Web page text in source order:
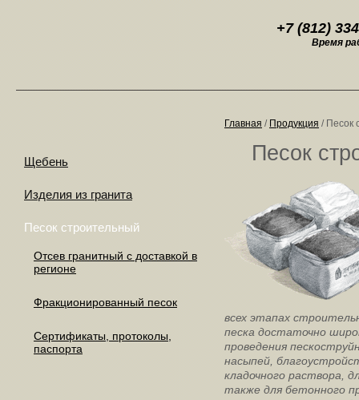
+7 (812)
Время
Главная/Продукция/ Песок
Песок
всех этапах
песка достаточно
проведения
насыпей,
кладочного раствора,
также для бетонного
Щебень
Изделия из гранита
Песок строительный
Отсев гранитный с доставкой в
регионе
Фракционированный песок
Сертификаты, протоколы,
паспорта